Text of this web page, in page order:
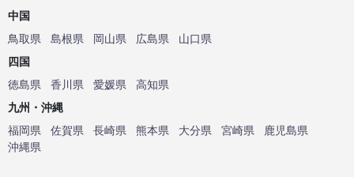
中国
鳥取県
島根県 岡山県 広島県
山口県
四国
徳島県
香川県 愛媛県
高知県
九州・沖縄
福岡県
佐賀県 長崎県 熊本県 大分県 宮崎県
鹿児島県
沖縄県